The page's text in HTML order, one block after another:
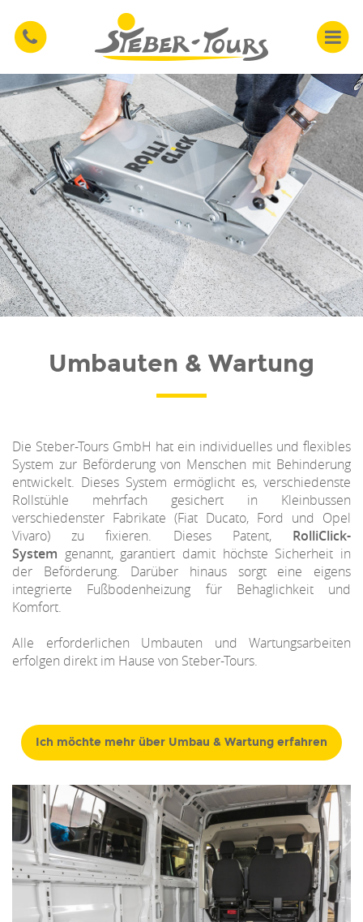
Umbauten & Wartung
Die Steber-Tours GmbH hat ein individuelles und flexibles
System zur Beförderung von Menschen mit Behinderung
entwickelt. Dieses System ermöglicht es, verschiedenste
Rollstühle mehrfach gesichert in Kleinbussen
verschiedenster Fabrikate (Fiat Ducato, Ford und Opel
Vivaro) zu fixieren. Dieses Patent, RolliClick-
System genannt, garantiert damit höchste Sicherheit in
der Beförderung. Darüber hinaus sorgt eine eigens
integrierte Fußbodenheizung für Behaglichkeit und
Komfort.
Alle erforderlichen Umbauten und Wartungsarbeiten
erfolgen direkt im Hause von Steber-Tours.
Ich möchte mehr über Umbau & Wartung erfahren